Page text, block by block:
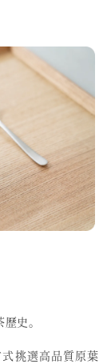
史。
挑選高品質原葉